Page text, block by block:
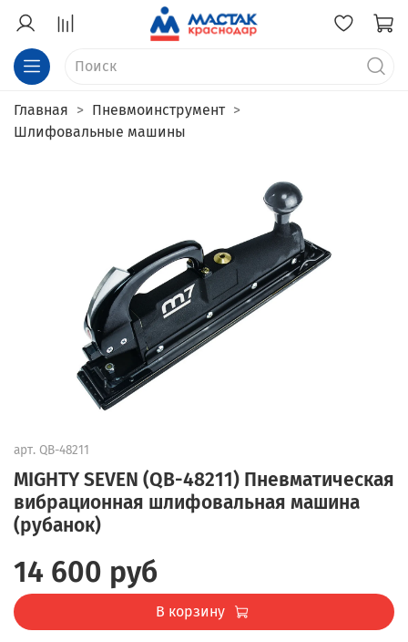
Главная
Пневмоинструмент
Шлифовальные машины
арт. QB-48211
MIGHTY SEVEN (QB-48211) Пневматическая
вибрационная шлифовальная машина
(рубанок)
14 600 руб
В корзину